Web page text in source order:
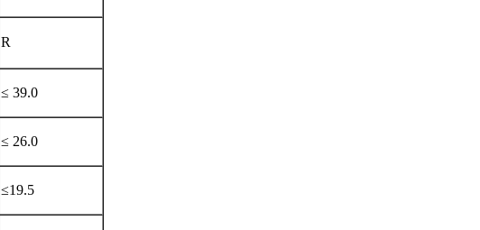
R
≤ 39.0
≤ 26.0
≤19.5